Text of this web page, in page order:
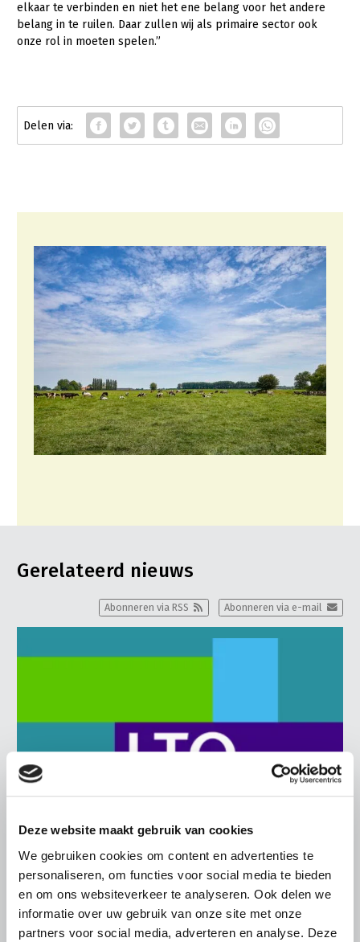
Deze website maakt gebruik van cookies
We gebruiken cookies om content en advertenties te
personaliseren, om functies voor social media te bieden
en om ons websiteverkeer te analyseren. Ook delen we
informatie over uw gebruik van onze site met onze
partners voor social media, adverteren en analyse. Deze
elkaar te verbinden en niet het ene belang voor het andere
belang in te ruilen. Daar zullen wij als primaire sector ook
onze rol in moeten spelen.”
Gerelateerd nieuws
Abonneren via e-mail
Abonneren via RSS
BELANGRIJKE INFORMATIE
6 AUGUSTUS 2026
LTO sluit aan bij demonstratie tegen